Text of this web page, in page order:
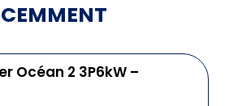
Océan 2 3P6kW –